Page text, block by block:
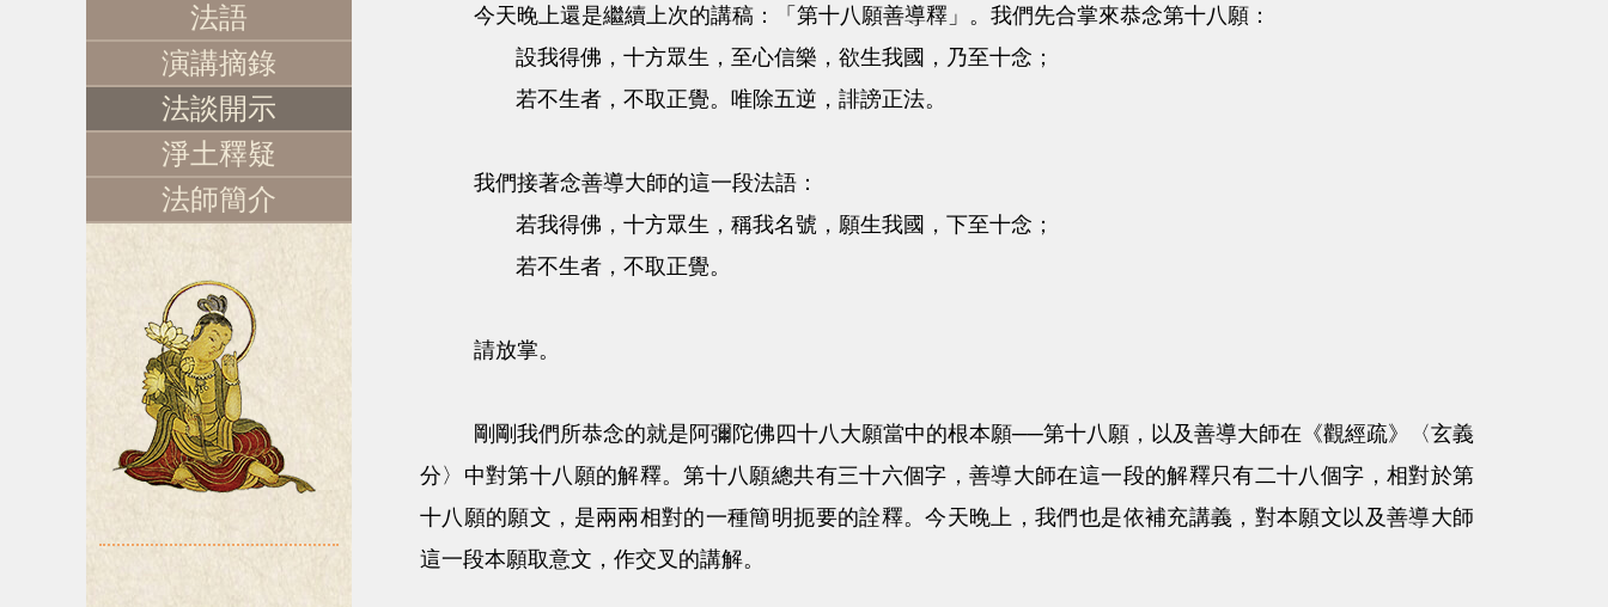
法語
演講摘錄
法談開示
淨土釋疑
法師簡介
今天晚上還是繼續上次的講稿：「第十八願善導釋」。我們先合掌來恭念第十八願：
設我得佛，十方眾生，至心信樂，欲生我國，乃至十念；
若不生者，不取正覺。唯除五逆，誹謗正法。
我們接著念善導大師的這一段法語：
若我得佛，十方眾生，稱我名號，願生我國，下至十念；
若不生者，不取正覺。
請放掌。
剛剛我們所恭念的就是阿彌陀佛四十八大願當中的根本願──第十八願，以及善導大師在《觀經疏》〈玄義
分〉中對第十八願的解釋。第十八願總共有三十六個字，善導大師在這一段的解釋只有二十八個字，相對於第
十八願的願文，是兩兩相對的一種簡明扼要的詮釋。今天晚上，我們也是依補充講義，對本願文以及善導大師
這一段本願取意文，作交叉的講解。